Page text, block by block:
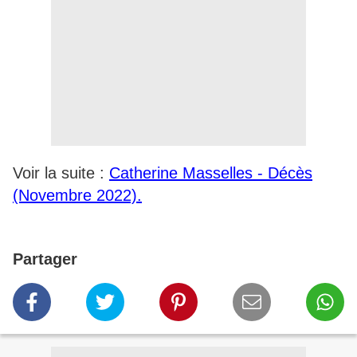
Voir la suite : ​​​​​ Catherine Masselles - Décès
(Novembre 2022).
Partager